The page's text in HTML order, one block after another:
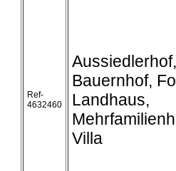
Ref-
4632460
Bauernhof,
Landhaus,
Villa